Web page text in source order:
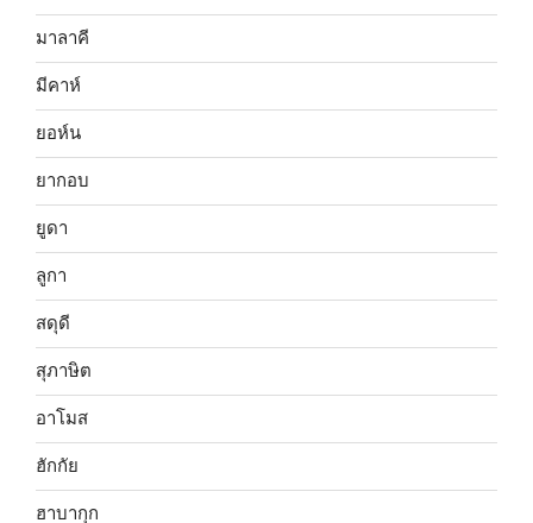
มาลาคี
มีคาห์
ยอห์น
ยากอบ
ยูดา
ลูกา
สดุดี
สุภาษิต
อาโมส
ฮักกัย
ฮาบากุก